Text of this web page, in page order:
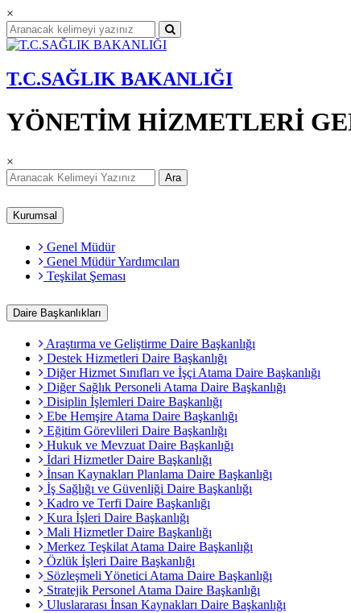
×
T.C.SAĞLIK BAKANLIĞI
YÖNETİM HİZMETLERİ
×
Ara
Kurumsal
Genel Müdür
Genel Müdür Yardımcıları
Teşkilat Şeması
Daire Başkanlıkları
Araştırma ve Geliştirme Daire Başkanlığı
Destek Hizmetleri Daire Başkanlığı
Diğer Hizmet Sınıfları ve İşçi Atama Daire Başkanlığı
Diğer Sağlık Personeli Atama Daire Başkanlığı
Disiplin İşlemleri Daire Başkanlığı
Ebe Hemşire Atama Daire Başkanlığı
Eğitim Görevlileri Daire Başkanlığı
Hukuk ve Mevzuat Daire Başkanlığı
İdari Hizmetler Daire Başkanlığı
İnsan Kaynakları Planlama Daire Başkanlığı
İş Sağlığı ve Güvenliği Daire Başkanlığı
Kadro ve Terfi Daire Başkanlığı
Kura İşleri Daire Başkanlığı
Mali Hizmetler Daire Başkanlığı
Merkez Teşkilat Atama Daire Başkanlığı
Özlük İşleri Daire Başkanlığı
Sözleşmeli Yönetici Atama Daire Başkanlığı
Stratejik Personel Atama Daire Başkanlığı
Uluslararası İnsan Kaynakları Daire Başkanlığı